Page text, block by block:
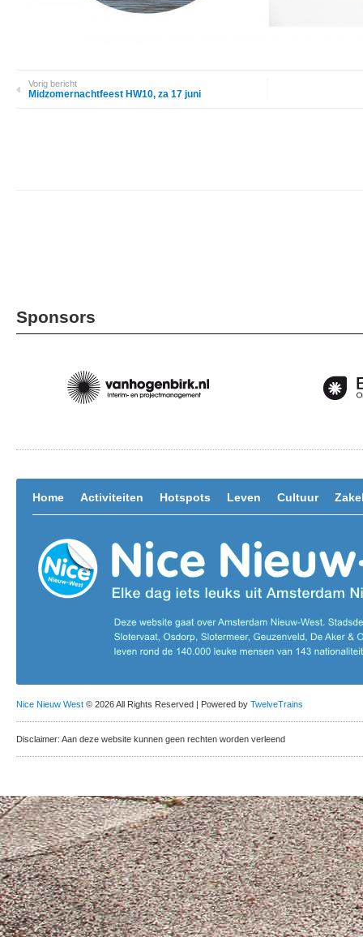
Vorig bericht
Midzomernachtfeest HW10, za 17 juni
Sponsors
Home Activiteiten Hotspots Leven Cultuur
Nice Nieuw West © 2026 All Rights Reserved | Powered by TwelveTrains
Disclaimer: Aan deze website kunnen geen rechten worden verleend